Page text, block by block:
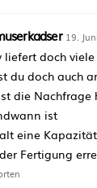
19.
liefert doch viele
du doch auch
die Nachfrage
ist
eine
Fertigung